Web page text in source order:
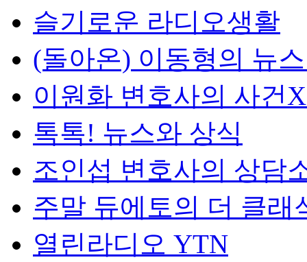
슬기로운 라디오생활
(돌아온) 이동형의 뉴
이원화 변호사의 사건
톡톡! 뉴스와 상식
조인섭 변호사의 상담
주말 듀에토의 더 클래
열린라디오 YTN